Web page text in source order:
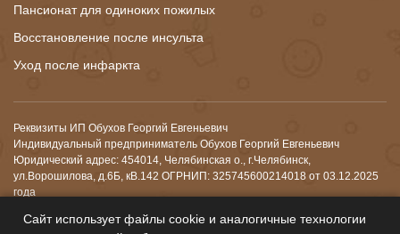
Пансионат для одиноких пожилых
Восстановление после инсульта
Уход после инфаркта
Реквизиты ИП Обухов Георгий Евгеньевич
Индивидуальный предприниматель Обухов Георгий Евгеньевич
Юридический адрес: 454014, Челябинская о., г.Челябинск,
ул.Ворошилова, д.6Б, кВ.142 ОГРНИП: 325745600214018 от 03.12.2025
года
Р/с: 40802810538260003876
Сайт использует файлы cookie и аналогичные технологии